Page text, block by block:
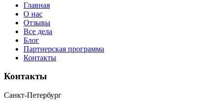
Главная
О нас
Отзывы
Все дела
Блог
Партнерская программа
Контакты
Контакты
Санкт-Петербург